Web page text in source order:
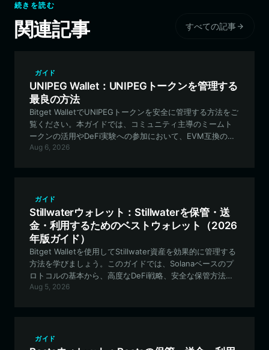
続きを読む
関連記事 すべての記事
ガイド
UNIPEG Wallet：UNIPEGトークンを管理する
最良の方法
Bitget WalletでUNIPEGトークンを安全に管理する方法をご
覧ください。本ガイドでは、コミュニティ主導のミームト
ークンの活用やDeFi実験への参加において、EVM互換の分
散型ウォレットが不可欠である理由を解説します。
Aug 6, 2026
ガイド
Stillwaterウォレット：Stillwaterを保管・送
金・利用するためのベストウォレット（2026
年版ガイド）
Bitget Walletを使用してStillwater資産を効果的に管理する
方法を学びましょう。このガイドでは、Solanaベースのプ
ロトコルの基本から、高度なDeFi戦略、安全な保管方法ま
でを網羅しています。
Aug 5, 2026
ガイド